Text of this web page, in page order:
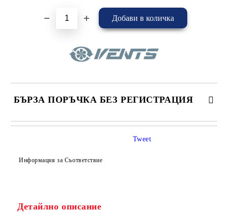
БЪРЗА ПОРЪЧКА БЕЗ РЕГИСТРАЦИЯ
САМО ПОПЪЛНЕТЕ 4 ПОЛЕТА
Информация за Съответствие
Tweet
Детайлно описание